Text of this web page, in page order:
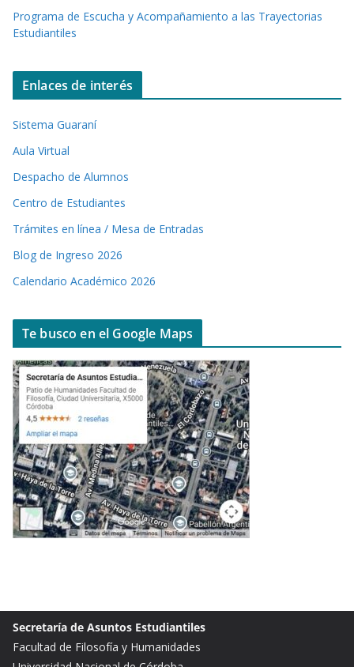
Programa de Escucha y Acompañamiento a las Trayectorias
Estudiantiles
Enlaces de interés
Sistema Guaraní
Aula Virtual
Despacho de Alumnos
Centro de Estudiantes
Trámites en línea / Mesa de Entradas
Blog de Ingreso 2026
Calendario Académico 2026
Te busco en el Google Maps
Secretaría de Asuntos Estudiantiles
Facultad de Filosofía y Humanidades